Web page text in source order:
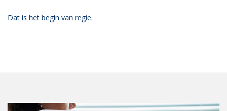
Dat is het begin van regie.